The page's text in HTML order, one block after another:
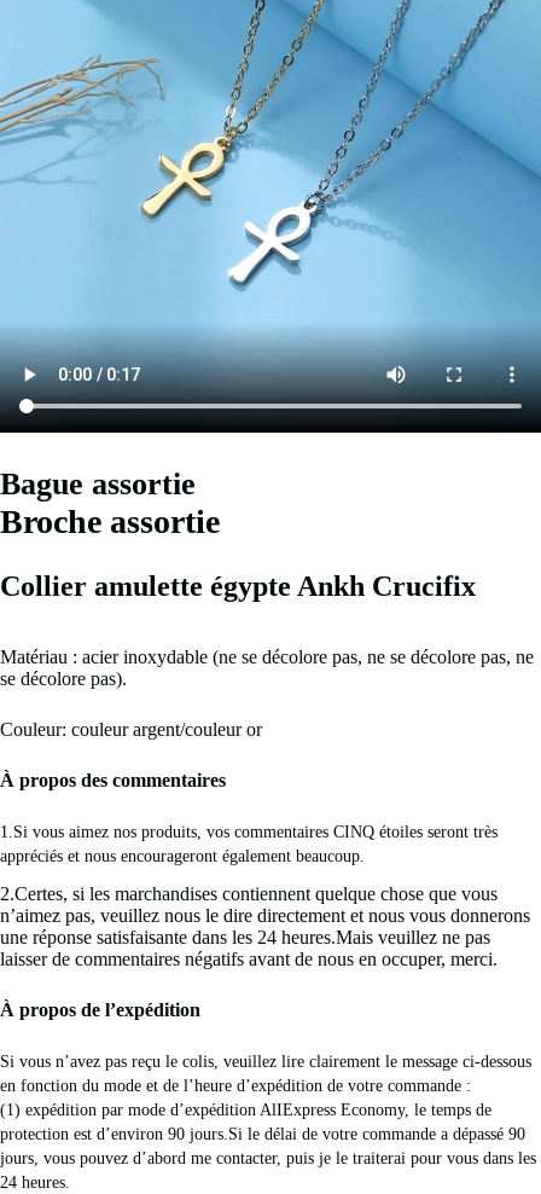
Bague assortie
Broche assortie
Collier amulette égypte Ankh Crucifix
Matériau : acier inoxydable (ne se décolore pas, ne se décolore pas, ne
se décolore pas).
Couleur: couleur argent/couleur or
À propos des commentaires
1.Si vous aimez nos produits, vos commentaires CINQ étoiles seront très
appréciés et nous encourageront également beaucoup.
2.Certes, si les marchandises contiennent quelque chose que vous
n’aimez pas, veuillez nous le dire directement et nous vous donnerons
une réponse satisfaisante dans les 24 heures.Mais veuillez ne pas
laisser de commentaires négatifs avant de nous en occuper, merci.
À propos de l’expédition
Si vous n’avez pas reçu le colis, veuillez lire clairement le message ci-dessous
en fonction du mode et de l’heure d’expédition de votre commande :
(1) expédition par mode d’expédition AlIExpress Economy, le temps de
protection est d’environ 90 jours.Si le délai de votre commande a dépassé 90
jours, vous pouvez d’abord me contacter, puis je le traiterai pour vous dans les
24 heures.